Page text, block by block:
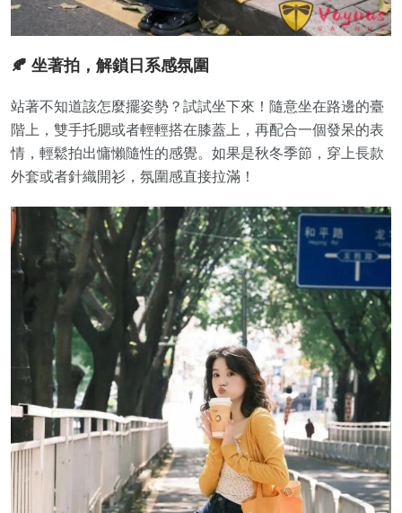
🍂 坐著拍，解鎖日系感氛圍
站著不知道該怎麼擺姿勢？試試坐下來！隨意坐在路邊的臺
階上，雙手托腮或者輕輕搭在膝蓋上，再配合一個發呆的表
情，輕鬆拍出慵懶隨性的感覺。如果是秋冬季節，穿上長款
外套或者針織開衫，氛圍感直接拉滿！